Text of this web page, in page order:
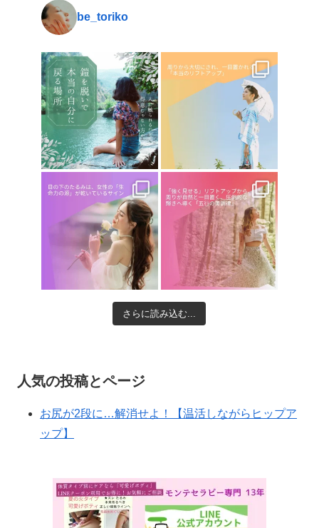
be_toriko
さらに読み込む...
人気の投稿とページ
お尻が2段に…解消せよ！【温活しながらヒップア
ップ】